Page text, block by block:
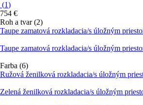
(1)
754 €
Roh a tvar (2)
Taupe zamatová rozkladacia/s úložným
Taupe zamatová rozkladacia/s úložným
Farba (6)
Ružová ženilková rozkladacia/s úložným
Zelená ženilková rozkladacia/s úložným